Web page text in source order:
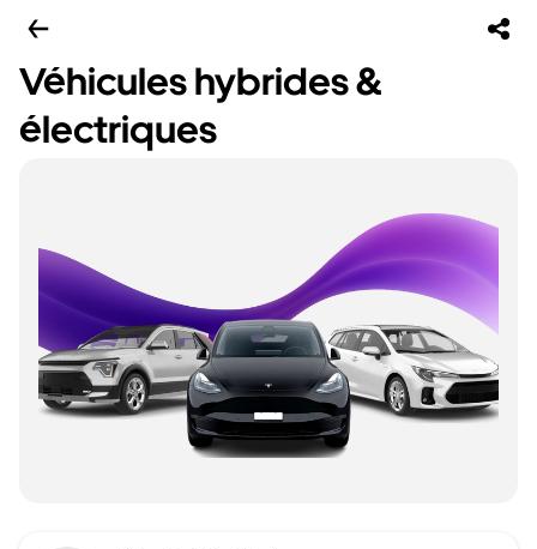
Véhicules hybrides &
électriques